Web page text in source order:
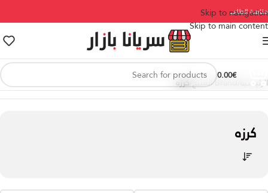
Skip to navigation
Skip to main content
متابعة الطلب
0.00€
الرئيسية Brand المنتج /كرزه
كرزه